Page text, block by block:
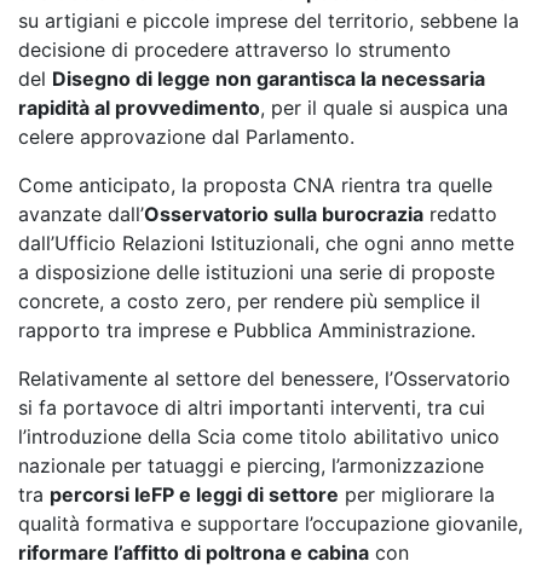
su artigiani e piccole imprese del territorio, sebbene la
decisione di procedere attraverso lo strumento
del Disegno di legge non garantisca la necessaria
rapidità al provvedimento, per il quale si auspica una
celere approvazione dal Parlamento.
Come anticipato, la proposta CNA rientra tra quelle
avanzate dall’Osservatorio sulla burocrazia redatto
dall’Ufficio Relazioni Istituzionali, che ogni anno mette
a disposizione delle istituzioni una serie di proposte
concrete, a costo zero, per rendere più semplice il
rapporto tra imprese e Pubblica Amministrazione.
Relativamente al settore del benessere, l’Osservatorio
si fa portavoce di altri importanti interventi, tra cui
l’introduzione della Scia come titolo abilitativo unico
nazionale per tatuaggi e piercing, l’armonizzazione
tra percorsi IeFP e leggi di settore per migliorare la
qualità formativa e supportare l’occupazione giovanile,
riformare l’affitto di poltrona e cabina con